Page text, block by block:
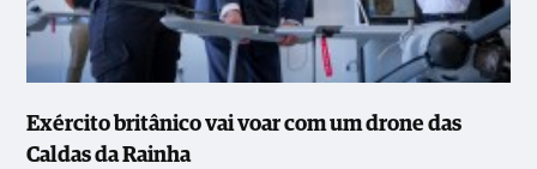
Exército britânico vai voar com um drone das
Caldas da Rainha